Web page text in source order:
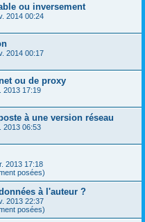
ou inversement
2014 00:24
2014 00:17
ou de proxy
2013 17:19
à une version réseau
2013 06:53
2013 17:18
posées)
à l'auteur ?
2013 22:37
posées)